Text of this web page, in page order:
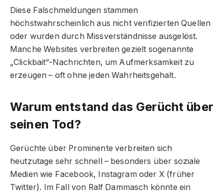
Diese Falschmeldungen stammen
höchstwahrscheinlich aus nicht verifizierten Quellen
oder wurden durch Missverständnisse ausgelöst.
Manche Websites verbreiten gezielt sogenannte
„Clickbait“-Nachrichten, um Aufmerksamkeit zu
erzeugen – oft ohne jeden Wahrheitsgehalt.
Warum entstand das Gerücht über
seinen Tod?
Gerüchte über Prominente verbreiten sich
heutzutage sehr schnell – besonders über soziale
Medien wie Facebook, Instagram oder X (früher
Twitter). Im Fall von Ralf Dammasch könnte ein